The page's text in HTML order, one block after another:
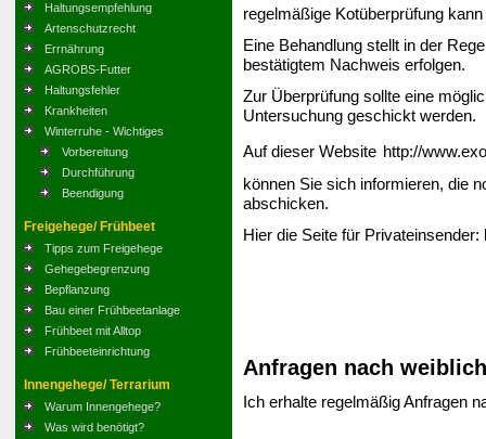
Haltungsempfehlung
Artenschutzrecht
Errnährung
AGROBS-Futter
Haltungsfehler
Krankheiten
Winterruhe - Wichtiges
Vorbereitung
Durchführung
Beendigung
Freigehege/ Frühbeet
Tipps zum Freigehege
Gehegebegrenzung
Bepflanzung
Bau einer Frühbeetanlage
Frühbeet mit Alltop
Frühbeeteinrichtung
Innengehege/ Terrarium
Warum Innengehege?
Was wird benötigt?
regelmäßige Kotüberprüfung
Eine Behandlung stellt in der
bestätigtem Nachweis erfolgen.
Zur Überprüfung sollte eine
Untersuchung geschickt werden.
Auf dieser Website http://
können Sie sich informieren, die
abschicken.
Hier die Seite für Privateinsender:
Anfragen nach
Ich erhalte regelmäßig Anfragen